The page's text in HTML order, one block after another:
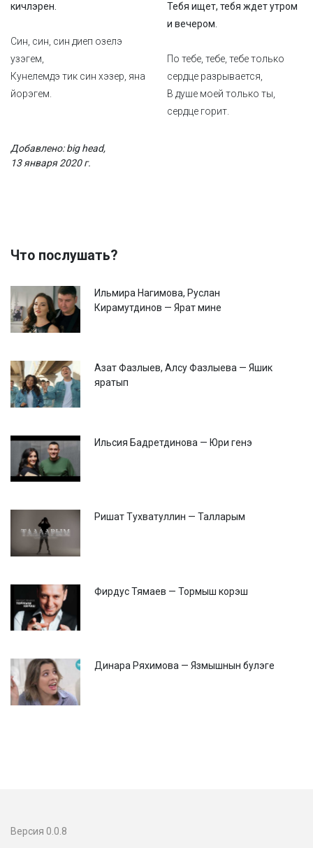
кичлэрен.
Син, син, син диеп озелэ
узэгем,
Кунелемдэ тик син хэзер, яна
йорэгем.
Тебя ищет, тебя ждет утром
и вечером.
По тебе, тебе, тебе только
сердце разрывается,
В душе моей только ты,
сердце горит.
Добавлено: big head,
13 января 2020 г.
Что послушать?
Ильмира Нагимова, Руслан
Кирамутдинов — Ярат мине
Азат Фазлыев, Алсу Фазлыева — Яшик
яратып
Ильсия Бадретдинова — Юри генэ
Ришат Тухватуллин — Талларым
Фирдус Тямаев — Тормыш корэш
Динара Ряхимова — Язмышнын булэге
Версия 0.0.8